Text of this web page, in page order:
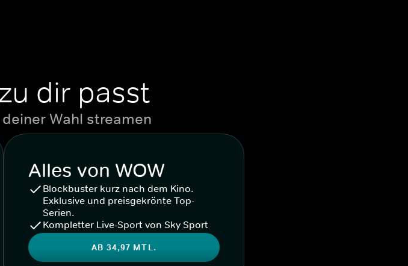
dir passt
Wahl streamen
Alles von WOW
Blockbuster kurz nach dem Kino.
Exklusive und preisgekrönte Top-
Serien.
Kompletter Live-Sport von Sky Sport
AB 34,97 MTL.